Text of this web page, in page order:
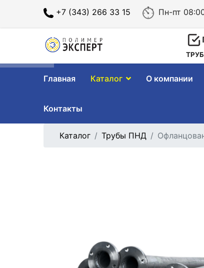
+7 (343) 266 33 15 Пн-пт
Главная Каталог О компании
Контакты
Каталог Трубы ПНД